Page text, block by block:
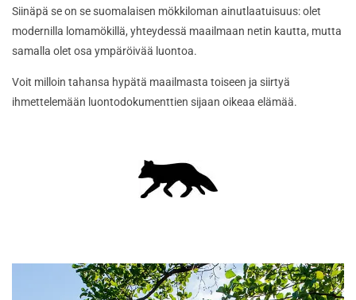
Siinäpä se on se suomalaisen mökkiloman ainutlaatuisuus: olet
modernilla lomamökillä, yhteydessä maailmaan netin kautta, mutta
samalla olet osa ympäröivää luontoa.
Voit milloin tahansa hypätä maailmasta toiseen ja siirtyä
ihmettelemään luontodokumenttien sijaan oikeaa elämää.